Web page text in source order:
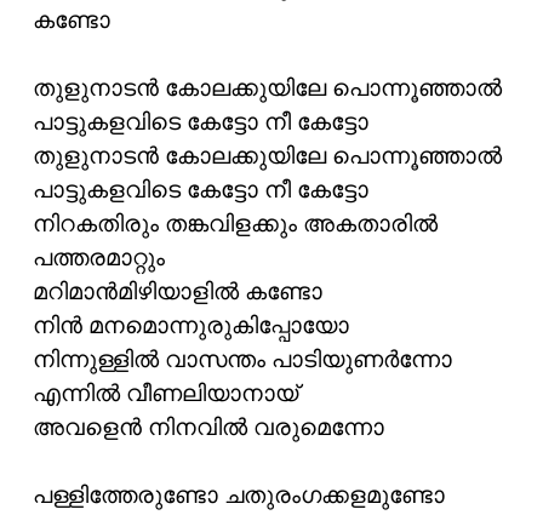
കണ്ടോ
തുളുനാടന്‍ കോലക്കുയിലേ പൊന്നൂഞ്ഞാല്‍
പാട്ടുകളവിടെ കേട്ടോ നീ കേട്ടോ
തുളുനാടന്‍ കോലക്കുയിലേ പൊന്നൂഞ്ഞാല്‍
പാട്ടുകളവിടെ കേട്ടോ നീ കേട്ടോ
നിറകതിരും തങ്കവിളക്കും അകതാരില്‍
പത്തരമാറ്റും
മറിമാന്‍‌മിഴിയാളില്‍ കണ്ടോ
നിന്‍ മനമൊന്നുരുകിപ്പോയോ
നിന്നുള്ളില്‍ വാസന്തം പാടിയുണര്‍ന്നോ
എന്നില്‍ വീണലിയാനായ്
അവളെന്‍ നിനവില്‍ വരുമെന്നോ
പള്ളിത്തേരുണ്ടോ ചതുരംഗക്കളമുണ്ടോ